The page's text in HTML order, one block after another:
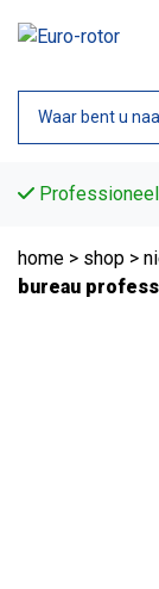
Professioneel
home > shop >
bureau